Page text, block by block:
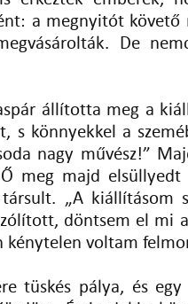
a megnyitót követő
De
állította meg a
s könnyekkel a
nagy művész!”
meg majd
„A kiállításom
döntsem el mi
kénytelen voltam
tüskés pálya, és